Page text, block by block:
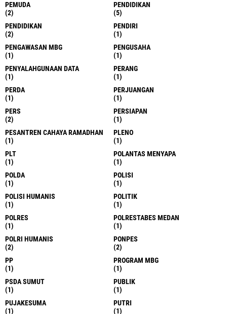
PEMUDA
(2)
PENDIDIKAN
(5)
PENDIDIKAN
(2)
PENDIRI
(1)
PENGAWASAN MBG
(1)
PENGUSAHA
(1)
PENYALAHGUNAAN DATA
(1)
PERANG
(1)
PERDA
(1)
PERJUANGAN
(1)
PERS
(2)
PERSIAPAN
(1)
PESANTREN CAHAYA RAMADHAN
(1)
PLENO
(1)
PLT
(1)
POLANTAS MENYAPA
(1)
POLDA
(1)
POLISI
(1)
POLISI HUMANIS
(1)
POLITIK
(1)
POLRES
(1)
POLRESTABES MEDAN
(1)
POLRI HUMANIS
(2)
PONPES
(2)
PP
(1)
PROGRAM MBG
(1)
PSDA SUMUT
(1)
PUBLIK
(1)
PUJAKESUMA
(1)
PUTRI
(1)